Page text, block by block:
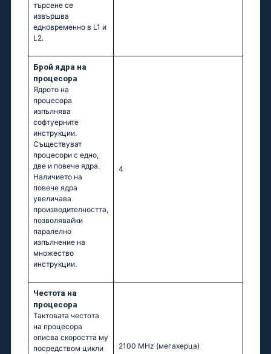
търсене се
извършва
едновременно в L1 и
L2.
Брой ядра на
процесора
Ядрото на
процесора
изпълнява
софтуерните
инструкции.
Съществуват
процесори с едно,
две и повече ядра.
Наличието на
повече ядра
увеличава
производителността,
позволявайки
паралелно
изпълнение на
множество
инструкции.
4
Честота на
процесора
Тактовата честота
на процесора
описва скоростта му
посредством цикли
2100 MHz (мегахерца)